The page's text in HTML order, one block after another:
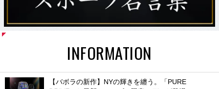
INFORMATION
【バボラの新作】NYの輝きを纏う。「PURE